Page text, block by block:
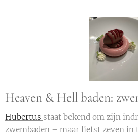
Heaven & Hell baden:
Hubertus staat bekend om zijn
zwembaden – maar liefst zeven in